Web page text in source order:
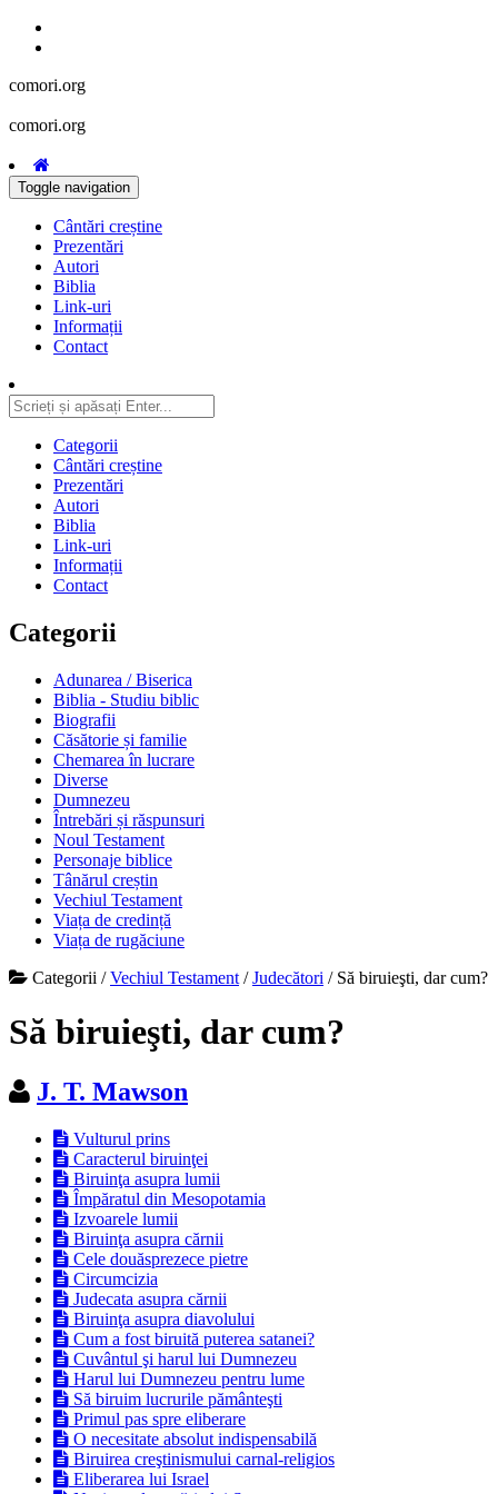
comori.org
comori.org
Toggle navigation
Cântări creștine
Prezentări
Autori
Biblia
Link-uri
Informații
Contact
Categorii
Cântări creștine
Prezentări
Autori
Biblia
Link-uri
Informații
Contact
Categorii
Adunarea / Biserica
Biblia - Studiu biblic
Biografii
Căsătorie și familie
Chemarea în lucrare
Diverse
Dumnezeu
Întrebări și răspunsuri
Noul Testament
Personaje biblice
Tânărul creștin
Vechiul Testament
Viața de credință
Viața de rugăciune
Categorii /Vechiul Testament /Judecători / Să biruieşti, dar cum?
Să biruieşti, dar cum?
J. T. Mawson
Vulturul prins
Caracterul biruinţei
Biruinţa asupra lumii
Împăratul din Mesopotamia
Izvoarele lumii
Biruinţa asupra cărnii
Cele douăsprezece pietre
Circumcizia
Judecata asupra cărnii
Biruinţa asupra diavolului
Cum a fost biruită puterea satanei?
Cuvântul şi harul lui Dumnezeu
Harul lui Dumnezeu pentru lume
Să biruim lucrurile pământeşti
Primul pas spre eliberare
O necesitate absolut indispensabilă
Biruirea creştinismului carnal-religios
Eliberarea lui Israel